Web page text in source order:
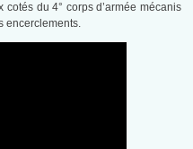
du 4° corps d’armée mécanis
encerclements.